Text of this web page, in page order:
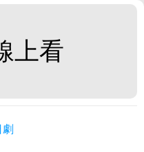
上看
劇